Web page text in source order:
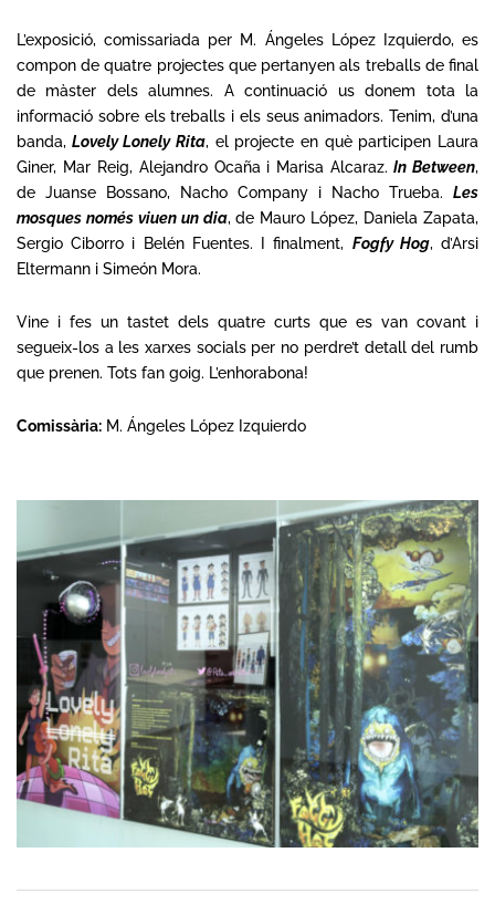
L’exposició, comissariada per M. Ángeles López Izquierdo, es
compon de quatre projectes que pertanyen als treballs de final
de màster dels alumnes. A continuació us donem tota la
informació sobre els treballs i els seus animadors. Tenim, d’una
banda, Lovely Lonely Rita, el projecte en què participen Laura
Giner, Mar Reig, Alejandro Ocaña i Marisa Alcaraz. In Between,
de Juanse Bossano, Nacho Company i Nacho Trueba. Les
mosques només viuen un dia, de Mauro López, Daniela Zapata,
Sergio Ciborro i Belén Fuentes. I finalment, Fogfy Hog, d’Arsi
Eltermann i Simeón Mora.
Vine i fes un tastet dels quatre curts que es van covant i
segueix-los a les xarxes socials per no perdre’t detalldel rumb
que prenen. Tots fan goig. L’enhorabona!
Comissària: M. Ángeles López Izquierdo